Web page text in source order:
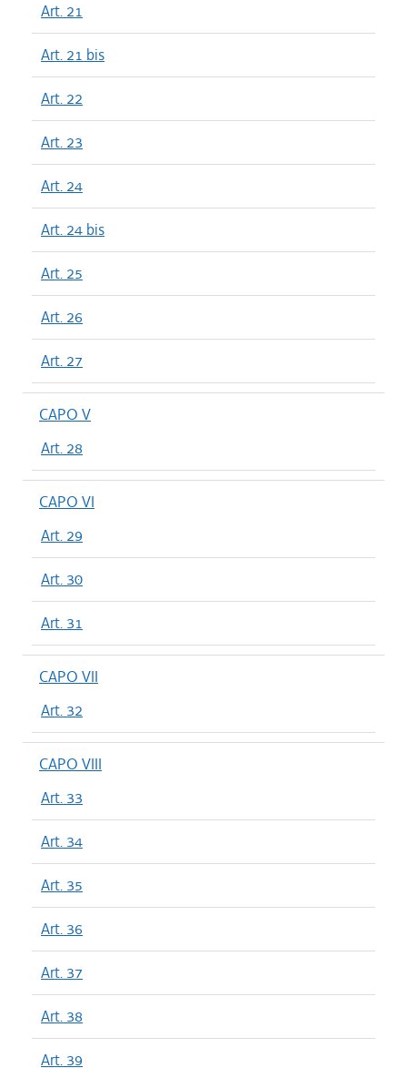
Art. 21
Art. 21 bis
Art. 22
Art. 23
Art. 24
Art. 24 bis
Art. 25
Art. 26
Art. 27
CAPO V
Art. 28
CAPO VI
Art. 29
Art. 30
Art. 31
CAPO VII
Art. 32
CAPO VIII
Art. 33
Art. 34
Art. 35
Art. 36
Art. 37
Art. 38
Art. 39